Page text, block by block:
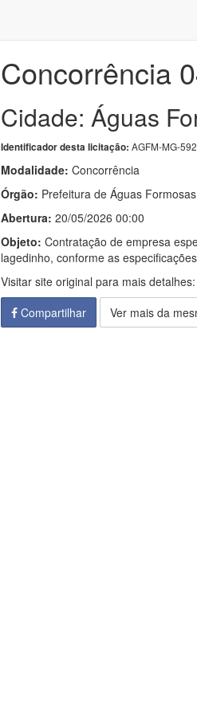
Concorrência
Cidade: Águas
Identificador desta licitação: AGFM-MG-592
Modalidade: Concorrência
Órgão: Prefeitura de Águas
Abertura: 20/05/2026 00:00
Objeto: Contratação de empresa
lagedinho, conforme as
Visitar site original para mais detalhes:
Compartilhar
Ver mais da